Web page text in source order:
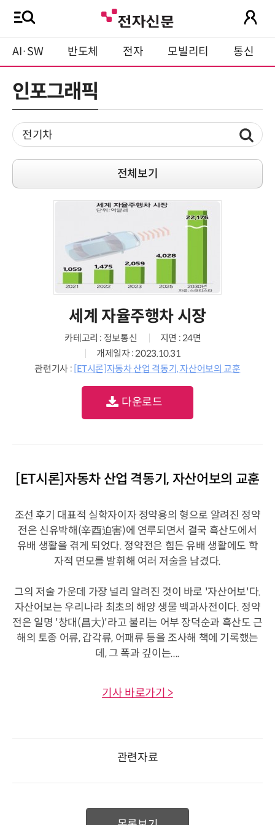
AI·SW 반도체 전자 모빌리티 통신
인포그래픽
전체보기
세계 자율주행차 시장
카테고리 : 정보통신
지면 : 24면
개제일자 : 2023.10.31
관련기사 : [ET시론]자동차 산업 격동기, 자산어보의 교훈
다운로드
[ET시론]자동차 산업 격동기, 자산어보의 교훈
조선 후기 대표적 실학자이자 정약용의 형으로 알려진 정약
전은 신유박해(辛酉迫害)에 연루되면서 결국 흑산도에서
유배 생활을 겪게 되었다. 정약전은 힘든 유배 생활에도 학
자적 면모를 발휘해 여러 저술을 남겼다.
그의 저술 가운데 가장 널리 알려진 것이 바로 '자산어보'다.
자산어보는 우리나라 최초의 해양 생물 백과사전이다. 정약
전은 일명 '창대(昌大)'라고 불리는 어부 장덕순과 흑산도 근
해의 토종 어류, 갑각류, 어패류 등을 조사해 책에 기록했는
데, 그 폭과 깊이는....
기사 바로가기 >
관련자료